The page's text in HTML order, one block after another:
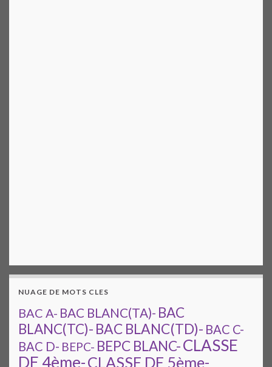
NUAGE DE MOTS CLES
BAC A- BAC BLANC(TA)- BAC
BLANC(TC)- BAC BLANC(TD)- BAC C-
BAC D- BEPC- BEPC BLANC-CLASSE
DE 4ème-CLASSE DE 5ème-